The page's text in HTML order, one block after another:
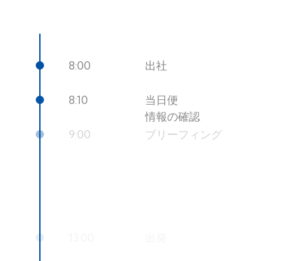
8:00 出社
8:10
当日便
情報の確認
9:00
ブリーフィング